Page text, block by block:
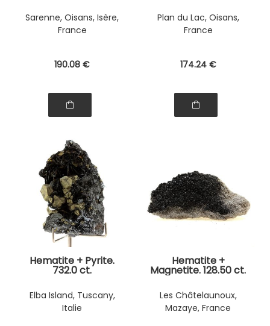
Sarenne, Oisans, Isère,
France
190.08 €
Plan du Lac, Oisans,
France
174.24 €
Hematite + Pyrite.
732.0 ct.
Elba Island, Tuscany,
Italie
Hematite +
Magnetite. 128.50 ct.
Les Châtelaunoux,
Mazaye, France